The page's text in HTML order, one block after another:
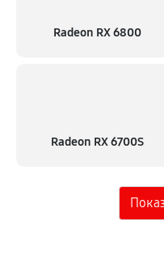
Radeon RX 6800
Radeon RX 6700S